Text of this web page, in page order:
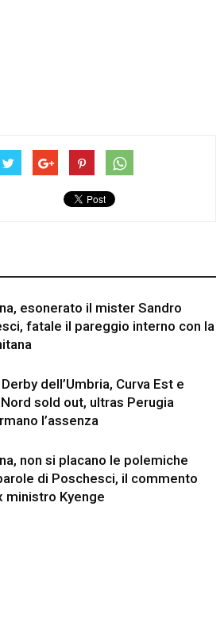
esonerato il mister Sandro
fatale il pareggio interno con la
dell’Umbria, Curva Est e
Nord sold out, ultras Perugia
l’assenza
non si placano le polemiche
di Poschesci, il commento
ministro Kyenge